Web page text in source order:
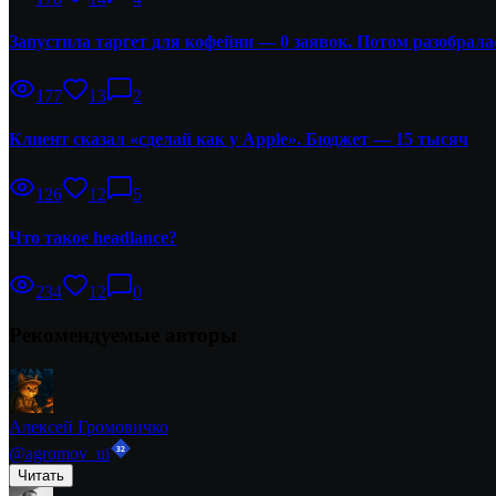
Запустила таргет для кофейни — 0 заявок. Потом
177 13 2
Клиент сказал «сделай как у Apple». Бюджет — 15 тысяч
126 12 5
Что такое headlance?
234 12 0
Алексей Громовичко
@agromov_ui 32
Читать